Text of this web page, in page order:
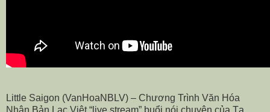
Little Saigon (VanHoaNBLV) – Chương Trình Văn Hóa
Nhân Bản Lạc Việt “live stream” buổi nói chuyện của Tạ